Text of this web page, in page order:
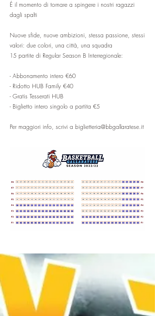
É il momento di tornare a spingere i nostri ragazzi
dagli spalti
Nuove sfide, nuove ambizioni, stessa passione, stessi
valori: due colori, una città, una squadra
15 partite di Regular Season B Interregionale:
- Abbonamento intero €60
- ⁠Ridotto HUB Family €40
- ⁠Gratis Tesserati HUB
- ⁠Biglietto intero singolo a partita €5
Per maggiori info, scrivi a biglietteria@bbgallaratese.it